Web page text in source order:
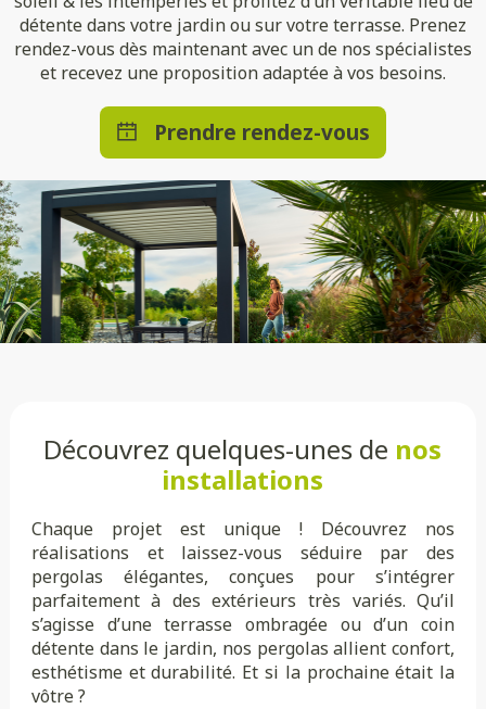
détente dans votre jardin ou sur votre terrasse. Prenez
rendez-vous dès maintenant avec un de nos spécialistes
et recevez une proposition adaptée à vos besoins.
Prendre rendez-vous
Découvrez quelques-unes de nos
installations
Chaque projet est unique ! Découvrez nos
réalisations et laissez-vous séduire par des
pergolas élégantes, conçues pour s’intégrer
parfaitement à des extérieurs très variés. Qu’il
s’agisse d’une terrasse ombragée ou d’un coin
détente dans le jardin, nos pergolas allient confort,
esthétisme et durabilité. Et si la prochaine était la
vôtre ?